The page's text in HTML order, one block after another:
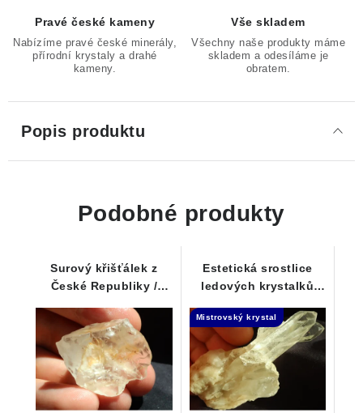
Pravé české kameny
Nabízíme pravé české minerály,
přírodní krystaly a drahé
kameny.
Vše skladem
Všechny naše produkty máme
skladem a odesíláme je
obratem.
Popis produktu
Podobné produkty
Surový křišťálek z
České Republiky /
Estetická srostlice
ledových krystalků
podložce
Mistrovský krystal